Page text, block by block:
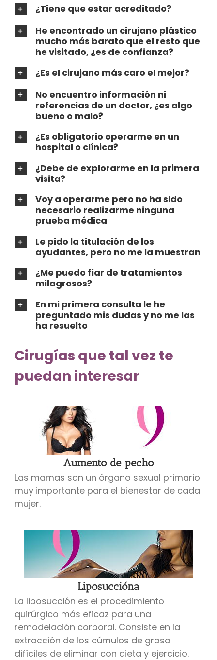
¿Tiene que estar acreditado?
He encontrado un cirujano plástico
mucho más barato que el resto que
he visitado, ¿es de confianza?
¿Es el cirujano más caro el mejor?
No encuentro información ni
referencias de un doctor, ¿es algo
bueno o malo?
¿Es obligatorio operarme en un
hospital o clínica?
¿Debe de explorarme en la primera
visita?
Voy a operarme pero no ha sido
necesario realizarme ninguna
prueba médica
Le pido la titulación de los
ayudantes, pero no me la muestran
¿Me puedo fiar de tratamientos
milagrosos?
En mi primera consulta le he
preguntado mis dudas y no me las
ha resuelto
Cirugías que tal vez te
puedan interesar
Aumento de pecho
Las mamas son un órgano sexual primario
muy importante para el bienestar de cada
mujer.
Liposuccióna
La liposucción es el procedimiento
quirúrgico más eficaz para una
remodelación corporal. Consiste en la
extracción de los cúmulos de grasa
difíciles de eliminar con dieta y ejercicio.